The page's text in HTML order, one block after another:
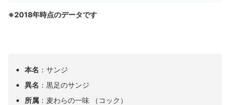
※2018年時点のデータです
本名 ：サンジ
異名 ：黒足のサンジ
所属 ：麦わらの一味 （コック）